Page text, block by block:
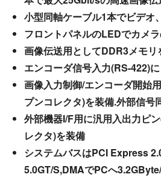
小型同軸ケーブル1本でビデオ
フロントパネルのLEDでカメ
画像伝送用としてDDR3メモリ
エンコーダ信号入力(RS-422)
画像入力制御/エンコーダ開始
プンコレクタ)を装備.外部信号
外部機器I/F用に汎用入出力ピ
レクタ)を装備
システムバスはPCI Express
5.0GT/S,DMAでPCへ